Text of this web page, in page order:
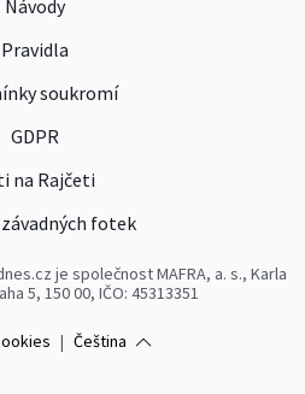
Návody
Pravidla
soukromí
GDPR
na Rajčeti
fotek
je společnost MAFRA, a. s., Karla
5, 150 00, IČO: 45313351
| Čeština